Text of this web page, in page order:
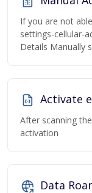
If you are not
settings-cellular-
Details Manually
Activate
After scanning
activation
Data